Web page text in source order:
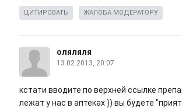
ЦИТИРОВАТЬ ЖАЛОБА МОДЕРАТОРУ
оляляля
13.02.2013, 20:07
кстати вводите по верхней ссылке
лежат у нас в аптеках )) вы будете